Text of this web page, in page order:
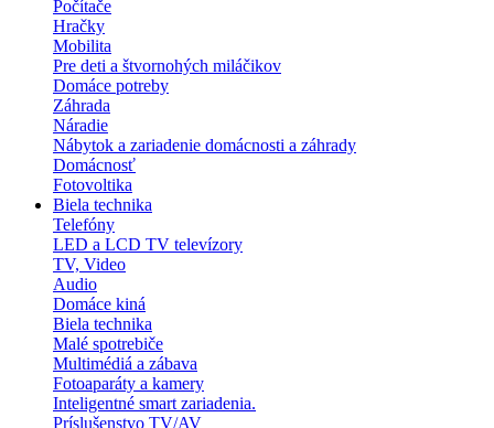
Počítače
Hračky
Mobilita
Pre deti a štvornohých miláčikov
Domáce potreby
Záhrada
Náradie
Nábytok a zariadenie domácnosti a záhrady
Domácnosť
Fotovoltika
Biela technika
Telefóny
LED a LCD TV televízory
TV, Video
Audio
Domáce kiná
Biela technika
Malé spotrebiče
Multimédiá a zábava
Fotoaparáty a kamery
Inteligentné smart zariadenia.
Príslušenstvo TV/AV